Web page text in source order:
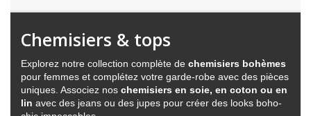
Chemisiers & tops
Explorez notre collection complète de chemisiers bohèmes
pour femmes et complétez votre garde-robe avec des pièces
uniques. Associez nos chemisiers en soie, en coton ou en
lin avec des jeans ou des jupes pour créer des looks boho-